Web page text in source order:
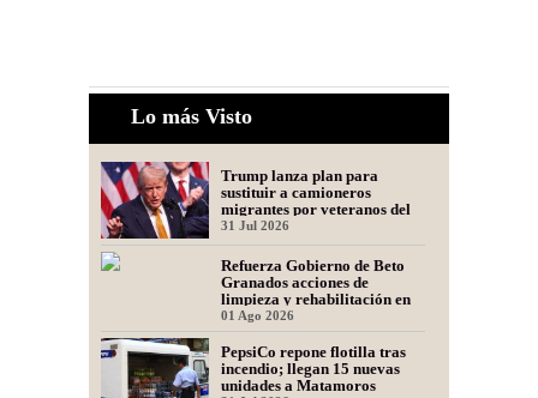
Lo más Visto
Trump lanza plan para
sustituir a camioneros
migrantes por veteranos del
Ejército
31 Jul 2026
Refuerza Gobierno de Beto
Granados acciones de
limpieza y rehabilitación en
Los Presidentes
01 Ago 2026
PepsiCo repone flotilla tras
incendio; llegan 15 nuevas
unidades a Matamoros